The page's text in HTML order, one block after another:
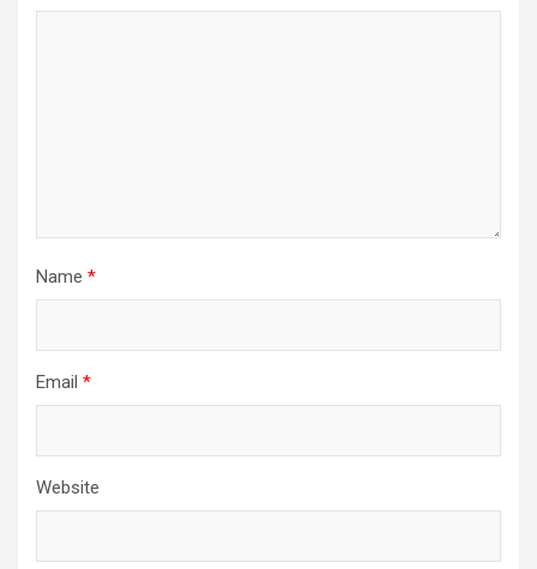
Name *
Email *
Website